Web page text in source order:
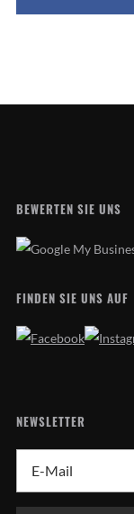
BEWERTEN SIE UNS
FINDEN SIE UNS AUF
NEWSLETTER